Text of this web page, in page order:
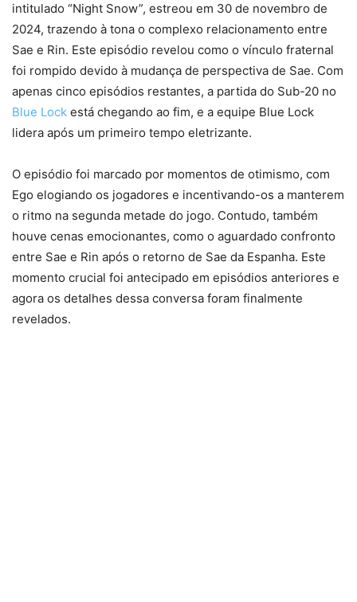
intitulado “Night Snow”, estreou em 30 de novembro de
2024, trazendo à tona o complexo relacionamento entre
Sae e Rin. Este episódio revelou como o vínculo fraternal
foi rompido devido à mudança de perspectiva de Sae. Com
apenas cinco episódios restantes, a partida do Sub-20 no
Blue Lock está chegando ao fim, e a equipe Blue Lock
lidera após um primeiro tempo eletrizante.
O episódio foi marcado por momentos de otimismo, com
Ego elogiando os jogadores e incentivando-os a manterem
o ritmo na segunda metade do jogo. Contudo, também
houve cenas emocionantes, como o aguardado confronto
entre Sae e Rin após o retorno de Sae da Espanha. Este
momento crucial foi antecipado em episódios anteriores e
agora os detalhes dessa conversa foram finalmente
revelados.